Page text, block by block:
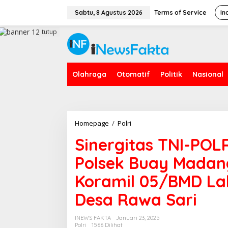
a
Sabtu, 8 Agustus 2026 Terms of Service
Olahraga Otomatif Politik Nasional
tutup
Homepage / Polri
n
e
r
g
i
t
a
s
T
Sinergitas TNI-
Polsek Buay
Koramil 05/BMD
Desa Rawa Sari
INEWS FAKTA
Januari 23, 2025
Polri
1566 Dilihat